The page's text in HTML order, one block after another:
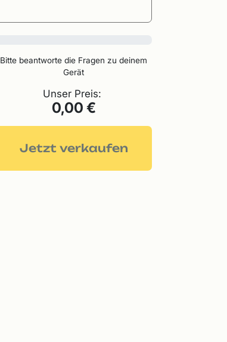
Bitte beantworte die Fragen zu deinem
Gerät
Unser Preis:
0,00 €
Jetzt verkaufen